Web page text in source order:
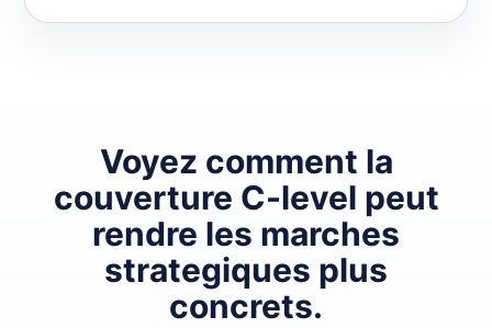
Voyez comment la
couverture C-level peut
rendre les marches
strategiques plus
concrets.